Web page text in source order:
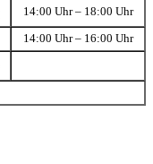
14:00 Uhr – 18:00 Uhr
14:00 Uhr – 16:00 Uhr